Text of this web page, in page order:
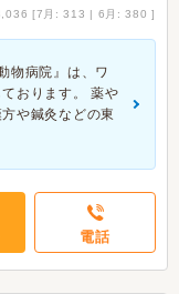
[7月: 313 | 6月: 380 ]
物病院』は、ワ
おります。 薬や
や鍼灸などの東
電話